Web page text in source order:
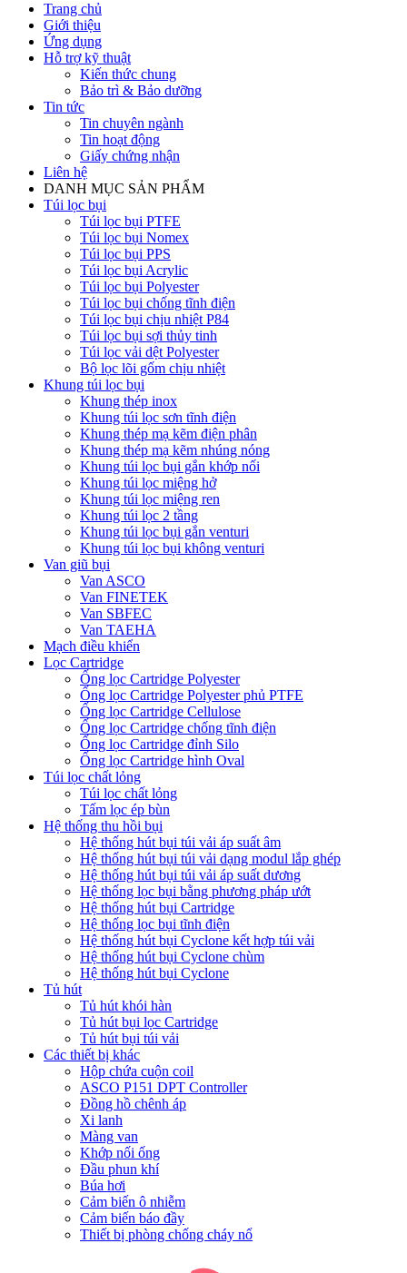
Trang chủ
Giới thiệu
Ứng dụng
Hỗ trợ kỹ thuật
Kiến thức chung
Bảo trì & Bảo dưỡng
Tin tức
Tin chuyên ngành
Tin hoạt động
Giấy chứng nhận
Liên hệ
DANH MỤC SẢN PHẨM
Túi lọc bụi
Túi lọc bụi PTFE
Túi lọc bụi Nomex
Túi lọc bụi PPS
Túi lọc bụi Acrylic
Túi lọc bụi Polyester
Túi lọc bụi chống tĩnh điện
Túi lọc bụi chịu nhiệt P84
Túi lọc bụi sợi thủy tinh
Túi lọc vải dệt Polyester
Bộ lọc lõi gốm chịu nhiệt
Khung túi lọc bụi
Khung thép inox
Khung túi lọc sơn tĩnh điện
Khung thép mạ kẽm điện phân
Khung thép mạ kẽm nhúng nóng
Khung túi lọc bụi gắn khớp nối
Khung túi lọc miệng hở
Khung túi lọc miệng ren
Khung túi lọc 2 tầng
Khung túi lọc bụi gắn venturi
Khung túi lọc bụi không venturi
Van giũ bụi
Van ASCO
Van FINETEK
Van SBFEC
Van TAEHA
Mạch điều khiển
Lọc Cartridge
Ống lọc Cartridge Polyester
Ống lọc Cartridge Polyester phủ PTFE
Ống lọc Cartridge Cellulose
Ống lọc Cartridge chống tĩnh điện
Ống lọc Cartridge đỉnh Silo
Ống lọc Cartridge hình Oval
Túi lọc chất lỏng
Túi lọc chất lỏng
Tấm lọc ép bùn
Hệ thống thu hồi bụi
Hệ thống hút bụi túi vải áp suất âm
Hệ thống hút bụi túi vải dạng modul lắp ghép
Hệ thống hút bụi túi vải áp suất dương
Hệ thống lọc bụi bằng phương pháp ướt
Hệ thống hút bụi Cartridge
Hệ thống lọc bụi tĩnh điện
Hệ thống hút bụi Cyclone kết hợp túi vải
Hệ thống hút bụi Cyclone chùm
Hệ thống hút bụi Cyclone
Tủ hút
Tủ hút khói hàn
Tủ hút bụi lọc Cartridge
Tủ hút bụi túi vải
Các thiết bị khác
Hộp chứa cuộn coil
ASCO P151 DPT Controller
Đồng hồ chênh áp
Xi lanh
Màng van
Khớp nối ống
Đầu phun khí
Búa hơi
Cảm biến ô nhiễm
Cảm biến báo đầy
Thiết bị phòng chống cháy nổ